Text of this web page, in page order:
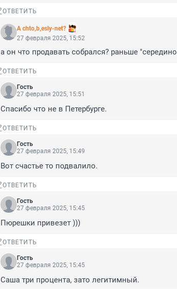
ОТВЕТИТЬ
A chto,b,esly-net?
27 февраля 2025, 15:52
а он что продавать собрался? раньше
ОТВЕТИТЬ
Гость
27 февраля 2025, 15:51
Спасибо что не в Петербурге.
ОТВЕТИТЬ
Гость
27 февраля 2025, 15:49
Вот счастье то подвалило.
ОТВЕТИТЬ
Гость
27 февраля 2025, 15:45
Пюрешки привезет )))
ОТВЕТИТЬ
Гость
27 февраля 2025, 15:45
Саша три процента, зато легитимный.